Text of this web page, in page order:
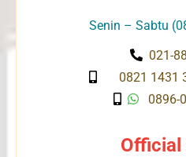
Senin – Sabtu
021-
0821 1431
0896-
Official